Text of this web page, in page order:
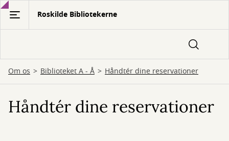
Gå
hovedindhold
Roskilde Bibliotekerne
Om os Biblioteket A - Å Håndtér dine reservationer
Håndtér dine reservationer